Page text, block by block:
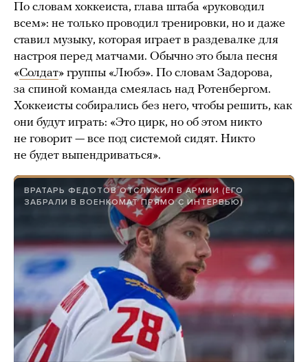
По словам хоккеиста, глава штаба «руководил
всем»: не только проводил тренировки, но и даже
ставил музыку, которая играет в раздевалке для
настроя перед матчами. Обычно это была песня
«Солдат» группы «Любэ». По словам Задорова,
за спиной команда смеялась над Ротенбергом.
Хоккеисты собирались без него, чтобы решить, как
они будут играть: «Это цирк, но об этом никто
не говорит — все под системой сидят. Никто
не будет выпендриваться».
ВРАТАРЬ ФЕДОТОВ ОТСЛУЖИЛ В АРМИИ (ЕГО
ЗАБРАЛИ В ВОЕНКОМАТ ПРЯМО С ИНТЕРВЬЮ)